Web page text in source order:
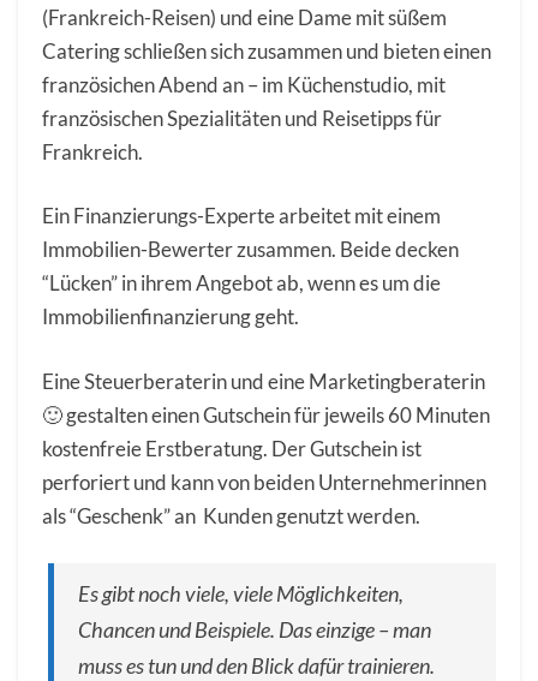
(Frankreich-Reisen) und eine Dame mit süßem
Catering schließen sich zusammen und bieten einen
französichen Abend an – im Küchenstudio, mit
französischen Spezialitäten und Reisetipps für
Frankreich.
Ein Finanzierungs-Experte arbeitet mit einem
Immobilien-Bewerter zusammen. Beide decken
“Lücken” in ihrem Angebot ab, wenn es um die
Immobilienfinanzierung geht.
Eine Steuerberaterin und eine Marketingberaterin
🙂 gestalten einen Gutschein für jeweils 60 Minuten
kostenfreie Erstberatung. Der Gutschein ist
perforiert und kann von beiden Unternehmerinnen
als “Geschenk” an Kunden genutzt werden.
Es gibt noch viele, viele Möglichkeiten,
Chancen und Beispiele. Das einzige – man
muss es tun und den Blick dafür trainieren.